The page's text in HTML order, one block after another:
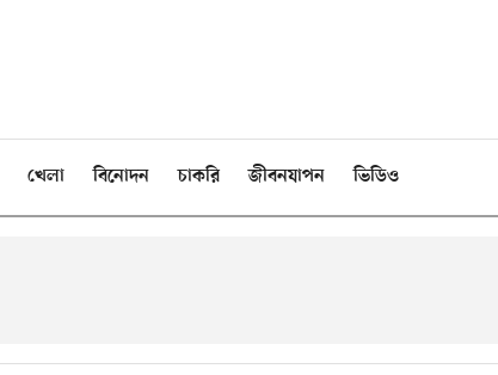
খেলা বিনোদন চাকরি জীবনযাপন ভিডিও